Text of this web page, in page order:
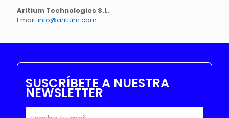
Aritium Technologies S.L.
Email: info@aritium.com
SUSCRÍBETE A NUESTRA
NEWSLETTER